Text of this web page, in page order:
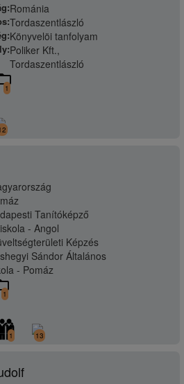
Románia
Tordaszentlászló
Könyvelöi tanfolyam
Poliker Kft.,
Tordaszentlászló
1
Tanítóképző
- Angol
Képzés
Sándor Általános
- Pomáz
1
1 13